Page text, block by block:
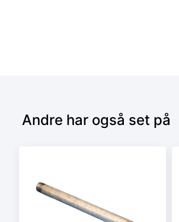
Andre har også set på